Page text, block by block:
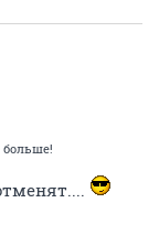
больше!